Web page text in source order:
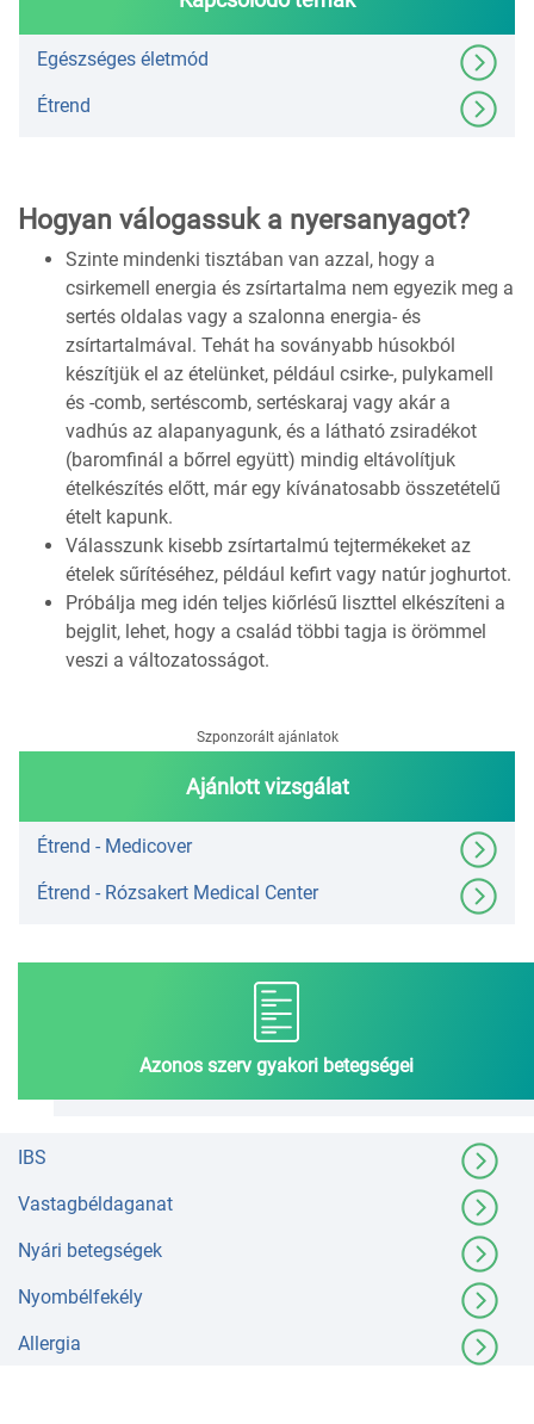
Egészséges életmód
Étrend
Hogyan válogassuk a nyersanyagot?
Szinte mindenki tisztában van azzal, hogy a
csirkemell energia és zsírtartalma nem egyezik meg a
sertés oldalas vagy a szalonna energia- és
zsírtartalmával. Tehát ha soványabb húsokból
készítjük el az ételünket, például csirke-, pulykamell
és -comb, sertéscomb, sertéskaraj vagy akár a
vadhús az alapanyagunk, és a látható zsiradékot
(baromfinál a bőrrel együtt) mindig eltávolítjuk
ételkészítés előtt, már egy kívánatosabb összetételű
ételt kapunk.
Válasszunk kisebb zsírtartalmú tejtermékeket az
ételek sűrítéséhez, például kefirt vagy natúr joghurtot.
Próbálja meg idén teljes kiőrlésű liszttel elkészíteni a
bejglit, lehet, hogy a család többi tagja is örömmel
veszi a változatosságot.
Ajánlott vizsgálat
Szponzorált ajánlatok
Étrend - Medicover
Étrend - Rózsakert Medical Center
Azonos szerv gyakori betegségei
IBS
Vastagbéldaganat
Nyári betegségek
Nyombélfekély
Allergia